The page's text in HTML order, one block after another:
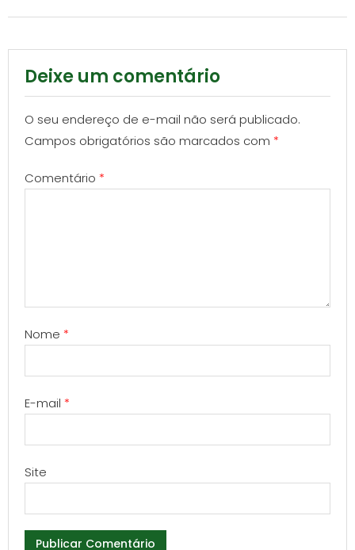
Deixe um comentário
O seu endereço de e-mail não será publicado.
Campos obrigatórios são marcados com *
Comentário *
Nome *
E-mail *
Site